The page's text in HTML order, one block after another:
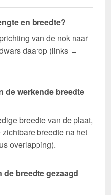
en breedte?
van de nok naar
daarop (links ↔
de werkende breedte
breedte van de plaat,
breedte na het
overlapping).
breedte gezaagd